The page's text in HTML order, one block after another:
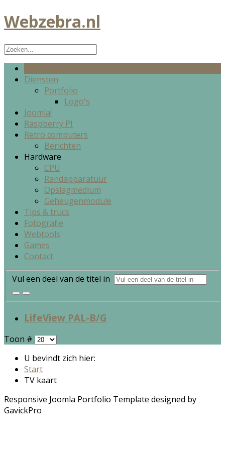
Webzebra.nl
Diensten
Portfolio
Logo's
Joomla!
Raspberry PI
Retro computers
Berichten
Hardware
CPU
Randapparatuur
Opslagmedium
Geheugenmodule
Tips & trucs
Fotografie
Webtools
Games
Contact
Vul een deel van de titel in
LifeView PAL-B/G
Toon #
U bevindt zich hier:
Start
TV kaart
Responsive Joomla Portfolio Template designed by
GavickPro